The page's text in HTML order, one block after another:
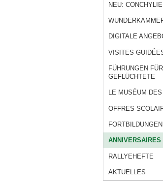
NEU:
DIGITALE
VISITES
FÜHRUNGEN FÜR
GEFLÜCHTETE
LE MUSÉUM
OFFRES
FORTBILDUNGEN
ANNIVERSAIRES
RALLYEHEFTE
AKTUELLES